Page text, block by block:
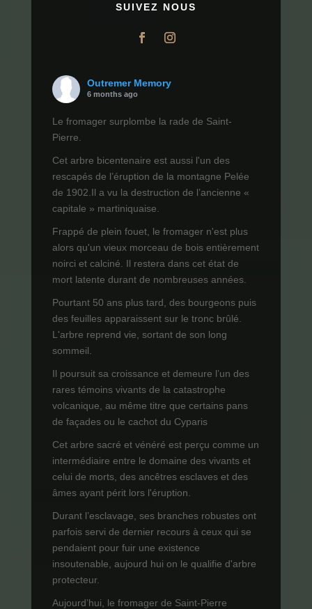
SUIVEZ NOUS
Outremer Memory
6 months ago
Le fromager surplombe la rade de Saint-
Pierre.
Cet arbre bicentenaire est aussi l'un des
rescapés de l’éruption de la montagne Pelée
de 1902.Il a vu la destruction de l’ancienne «
capitale » martiniquaise.
Frappé de plein fouet, le fromager n'est plus
alors qu'un vieux morceau de bois entièrement
noirci et calciné. Il restera dans cet état de
mort latente durant de nombreuses années.
Pourtant 50 ans plus tard, des bourgeons puis
des feuilles apparaissent sur le tronc brûlé.
L'arbre reprend vie, sortant de son long
sommeil.
Il poursuit sa croissance et demeure l’un des
rares témoins vivants de la catastrophe
volcanique, au même titre que certains pans
de façades ou le cachot du Cyparis
Cet arbre sacré et vénéré est perçu comme un
intermédiaire entre le domaine des vivants et
celui de morts, des ancêtres esclaves et des
âmes ayant périt lors l'éruption.
Durant l’esclavage, ses branches robustes ont
parfois servi de dernier recours à ceux qui se
pendaient pour fuir une existence
insoutenable, aujourd hui on le qualifie d'arbre
protecteur.
Aujourd’hui, le fromager de Saint-Pierre